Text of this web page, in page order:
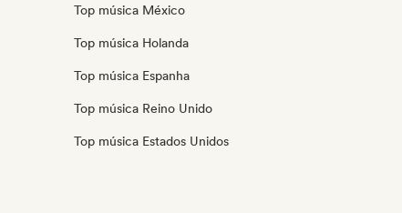
Top música México
Top música Holanda
Top música Espanha
Top música Reino Unido
Top música Estados Unidos